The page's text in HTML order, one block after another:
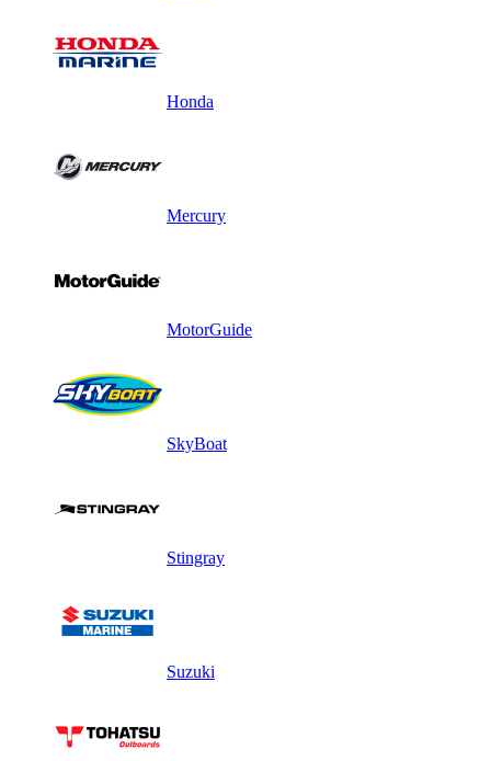
Honda
Mercury
MotorGuide
SkyBoat
Stingray
Suzuki